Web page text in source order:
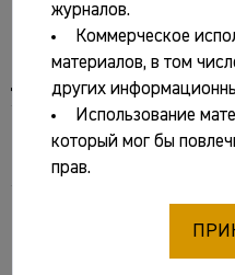
Название:
Кавказ в системе
древности и
Карачаевск
Издательство Карачаево-
журналов.
Коммерческое
материалов, в том
других
Использование
который мог бы
прав.